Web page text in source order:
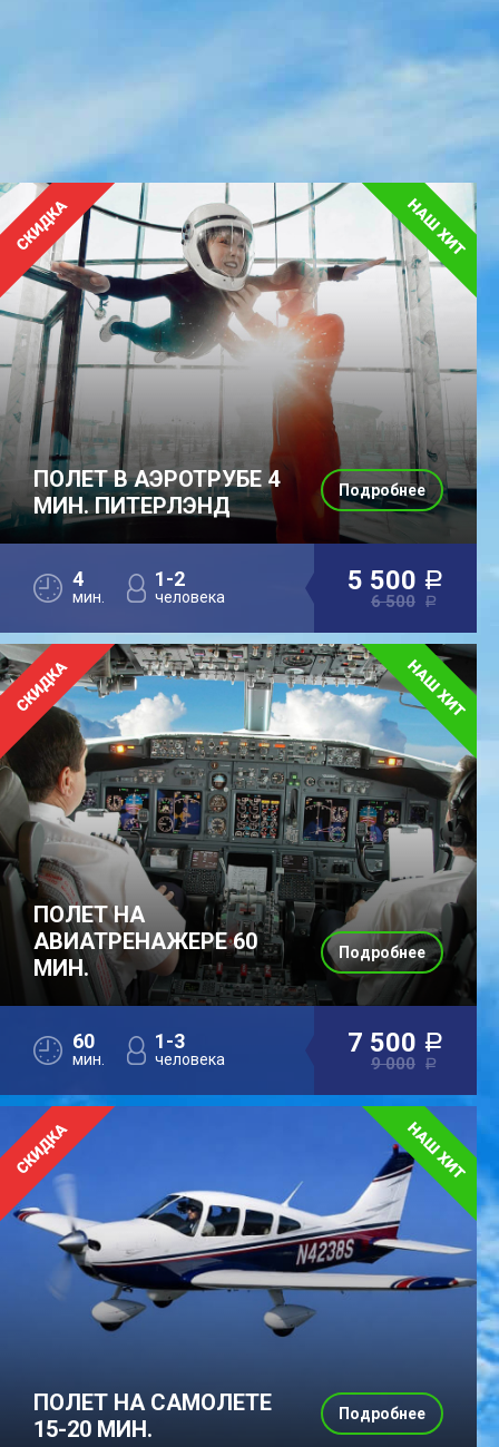
ПОЛЕТ В АЭРОТРУБЕ 4
МИН. ПИТЕРЛЭНД
4
мин.
1-2
человека
5 500 a
6 500 a
Подробнее
ПОЛЕТ НА
АВИАТРЕНАЖЕРЕ 60
МИН.
60
мин.
1-3
человека
7 500 a
9 000 a
Подробнее
ПОЛЕТ НА САМОЛЕТЕ
15-20 МИН.
Подробнее